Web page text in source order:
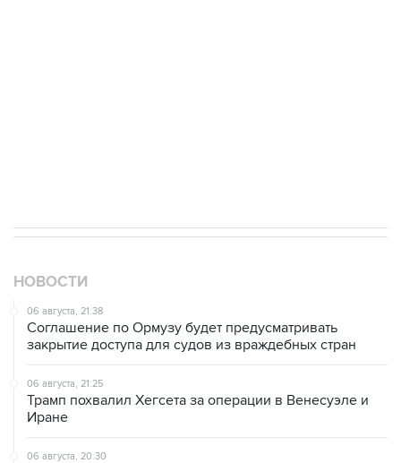
НОВОСТИ
06 августа, 21:38
Соглашение по Ормузу будет предусматривать
закрытие доступа для судов из враждебных стран
06 августа, 21:25
Трамп похвалил Хегсета за операции в Венесуэле и
Иране
06 августа, 20:30